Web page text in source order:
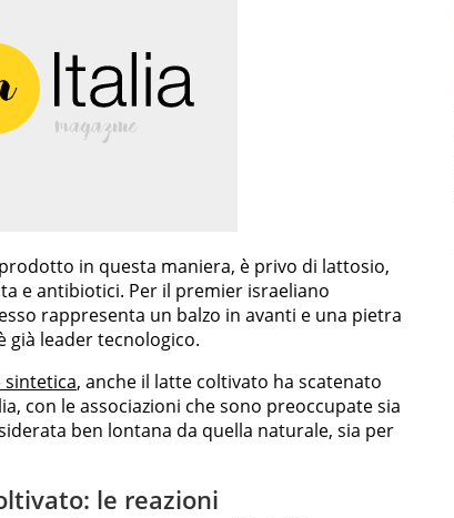
in questa maniera, è privo di lattosio,
e antibiotici. Per il premier israeliano
rappresenta un balzo in avanti e una pietra
già leader tecnologico.
sintetica, anche il latte coltivato ha scatenato
con le associazioni che sono preoccupate sia
ben lontana da quella naturale, sia per
le reazioni